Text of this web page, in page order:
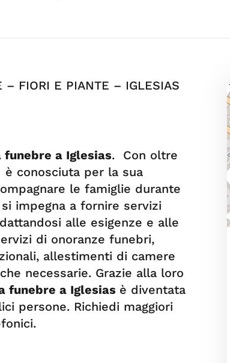
– FIORI E PIANTE – IGLESIAS
funebre a Iglesias. Con oltre
conosciuta per la sua
le famiglie durante
impegna a fornire servizi
alle esigenze e alle
di onoranze funebri,
allestimenti di camere
necessarie. Grazie alla loro
funebre a Iglesias è diventata
persone. Richiedi maggiori